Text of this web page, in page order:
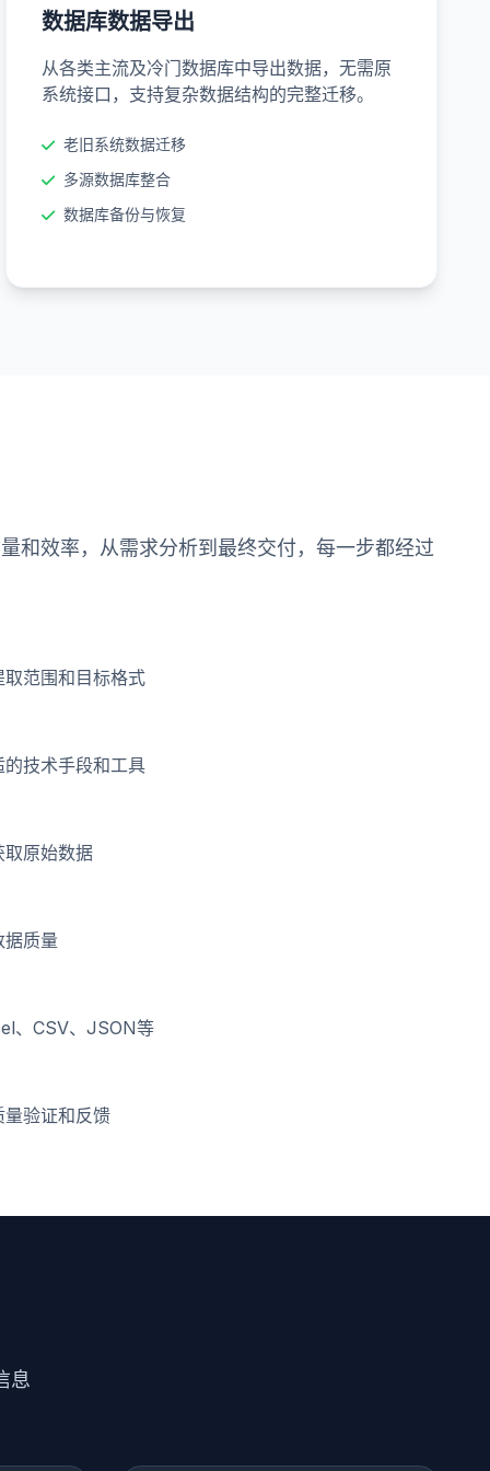
数据库数据导出
从各类主流及冷门数据库中导出数据，无需原
系统接口，支持复杂数据结构的完整迁移。
老旧系统数据迁移
多源数据库整合
数据库备份与恢复
和效率，从需求分析到最终交付，每一步都经过
范围和目标格式
技术手段和工具
原始数据
质量
、CSV、JSON等
验证和反馈
息